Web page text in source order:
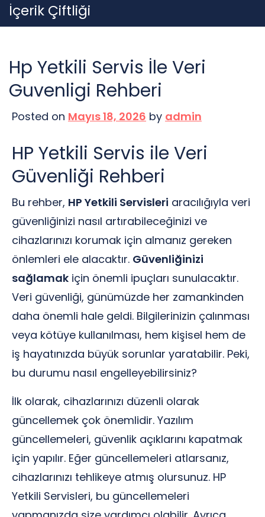
Skip
to
İçerik Çiftliği
Hp Yetkili Servis İle Veri
Guvenligi Rehberi
Posted on Mayıs 18, 2026 by admin
HP Yetkili Servis ile Veri
Güvenliği Rehberi
Bu rehber, HP Yetkili Servisleri aracılığıyla veri
güvenliğinizi nasıl artırabileceğinizi ve
cihazlarınızı korumak için almanız gereken
önlemleri ele alacaktır. Güvenliğinizi
sağlamak için önemli ipuçları sunulacaktır.
Veri güvenliği, günümüzde her zamankinden
daha önemli hale geldi. Bilgilerinizin çalınması
veya kötüye kullanılması, hem kişisel hem de
iş hayatınızda büyük sorunlar yaratabilir. Peki,
bu durumu nasıl engelleyebilirsiniz?
İlk olarak, cihazlarınızı düzenli olarak
güncellemek çok önemlidir. Yazılım
güncellemeleri, güvenlik açıklarını kapatmak
için yapılır. Eğer güncellemeleri atlarsanız,
cihazlarınızı tehlikeye atmış olursunuz. HP
Yetkili Servisleri, bu güncellemeleri